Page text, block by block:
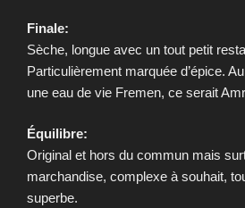
Finale:
Sèche, longue avec un tout petit
Particulièrement marquée d’épice.
une eau de vie Fremen, ce serait
Équilibre:
Original et hors du commun mais
marchandise, complexe à souhait,
superbe.